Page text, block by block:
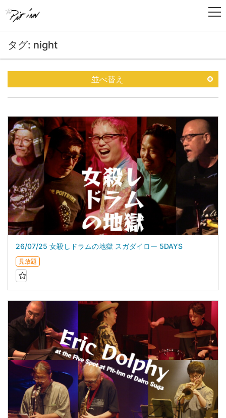
タグ: night
並べ替え
26/07/25 女殺しドラムの地獄 スガダイロー 5DAYS
見放題